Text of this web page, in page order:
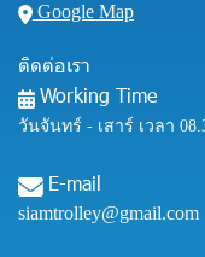
Google Map
ติดต่อเรา
Working Time
วันจันทร์ - เสาร์ เวลา
E-mail
siamtrolley@gmail.com